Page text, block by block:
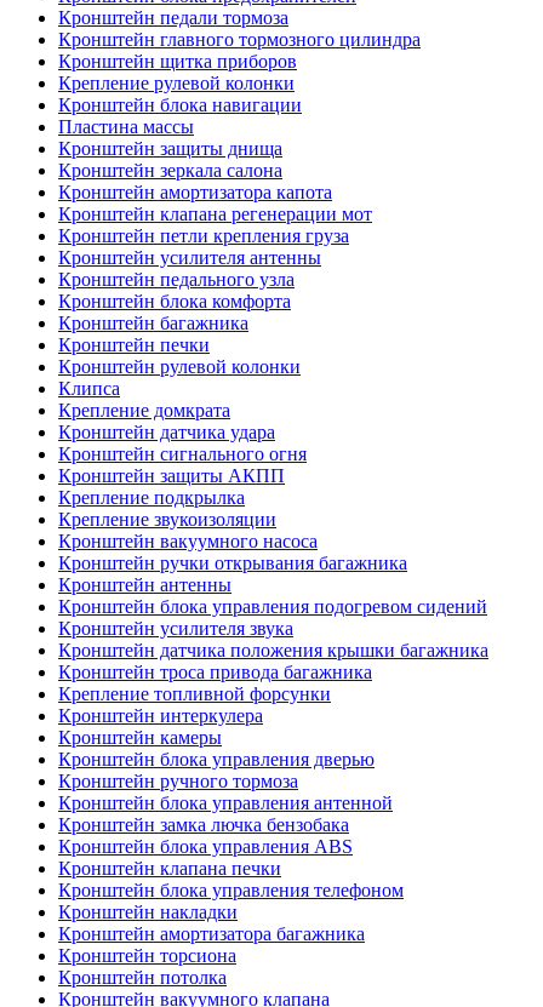
Кронштейн педали тормоза
Кронштейн главного тормозного цилиндра
Кронштейн щитка приборов
Крепление рулевой колонки
Кронштейн блока навигации
Пластина массы
Кронштейн защиты днища
Кронштейн зеркала салона
Кронштейн амортизатора капота
Кронштейн клапана регенерации мот
Кронштейн петли крепления груза
Кронштейн усилителя антенны
Кронштейн педального узла
Кронштейн блока комфорта
Кронштейн багажника
Кронштейн печки
Кронштейн рулевой колонки
Клипса
Крепление домкрата
Кронштейн датчика удара
Кронштейн сигнального огня
Кронштейн защиты АКПП
Крепление подкрылка
Крепление звукоизоляции
Кронштейн вакуумного насоса
Кронштейн ручки открывания багажника
Кронштейн антенны
Кронштейн блока управления подогревом сидений
Кронштейн усилителя звука
Кронштейн датчика положения крышки багажника
Кронштейн троса привода багажника
Крепление топливной форсунки
Кронштейн интеркулера
Кронштейн камеры
Кронштейн блока управления дверью
Кронштейн ручного тормоза
Кронштейн блока управления антенной
Кронштейн замка лючка бензобака
Кронштейн блока управления ABS
Кронштейн клапана печки
Кронштейн блока управления телефоном
Кронштейн накладки
Кронштейн амортизатора багажника
Кронштейн торсиона
Кронштейн потолка
Кронштейн вакуумного клапана